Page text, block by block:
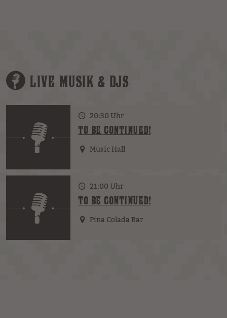
LIVE MUSIK & DJS
20:30 Uhr
TO BE CONTINUED!
Music Hall
21:00 Uhr
TO BE CONTINUED!
Pina Colada Bar